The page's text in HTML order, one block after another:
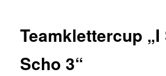
Teamklettercup
Scho 3“